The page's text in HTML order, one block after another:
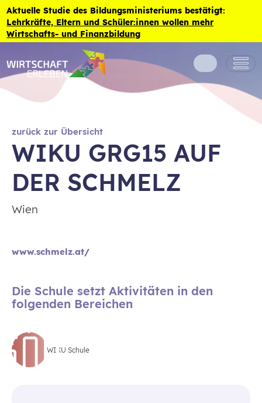
Zum Inhalt der Seite springen
Aktuelle Studie des Bildungsministeriums bestätigt:
Lehrkräfte, Eltern und Schüler:innen wollen mehr
Wirtschafts- und Finanzbildung
zurück zur Übersicht
WIKU GRG15 AUF
DER SCHMELZ
Wien
www.schmelz.at/
Die Schule setzt Aktivitäten in den
folgenden Bereichen
WIKU Schule